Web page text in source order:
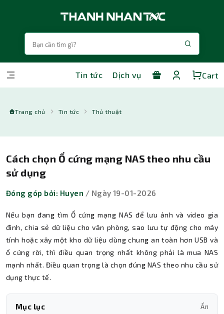
Tin tức Dịch vụ Cart
Trang chủ Tin tức Thủ thuật
Cách chọn Ổ cứng mạng NAS theo nhu cầu
sử dụng
Đóng góp bởi: Huyen / Ngày 19-01-2026
Nếu bạn đang tìm Ổ cứng mạng NAS để lưu ảnh và video gia
đình, chia sẻ dữ liệu cho văn phòng, sao lưu tự động cho máy
tính hoặc xây một kho dữ liệu dùng chung an toàn hơn USB và
ổ cứng rời, thì điều quan trọng nhất không phải là mua NAS
mạnh nhất. Điều quan trọng là chọn đúng NAS theo nhu cầu sử
dụng thực tế.
Mục lục Ẩn